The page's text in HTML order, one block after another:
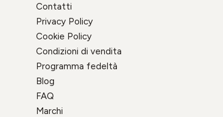
Contatti
Privacy Policy
Cookie Policy
Condizioni di vendita
Programma fedeltà
Blog
FAQ
Marchi